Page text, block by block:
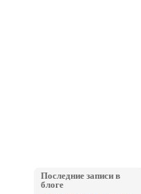
Последние записи в
блоге